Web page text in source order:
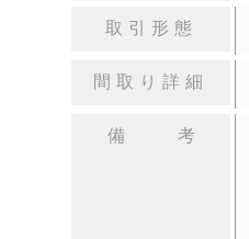
取引形態
間取り詳細
備 考